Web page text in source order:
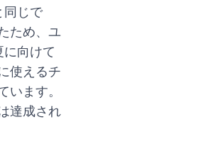
同じで
ため、ユ
に向けて
使えるチ
います。
達成され